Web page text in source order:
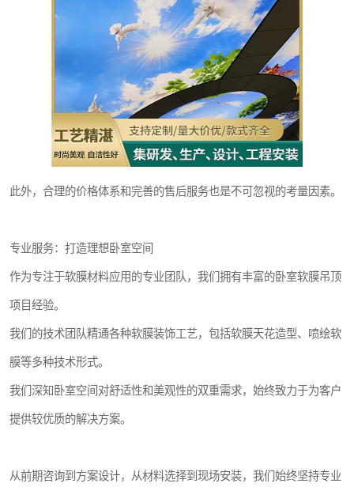
此外，合理的价格体系和完善的售后服务也是不可忽视的考量因素。
专业服务：打造理想卧室空间
作为专注于软膜材料应用的专业团队，我们拥有丰富的卧室软膜吊顶
项目经验。
我们的技术团队精通各种软膜装饰工艺，包括软膜天花造型、喷绘软
膜等多种技术形式。
我们深知卧室空间对舒适性和美观性的双重需求，始终致力于为客户
提供较优质的解决方案。
从前期咨询到方案设计，从材料选择到现场安装，我们始终坚持专业